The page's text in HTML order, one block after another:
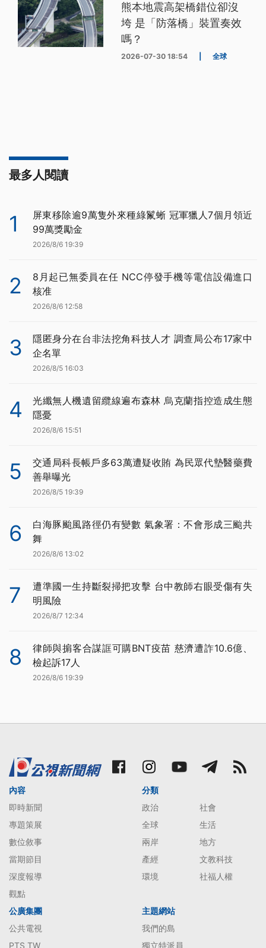
熊本地震高架橋錯位卻沒
垮 是「防落橋」裝置奏效
嗎？
2026-07-30 18:54 全球
最多人閱讀
1
屏東移除逾9萬隻外來種綠鬣蜥 冠軍獵人7個月領近
99萬獎勵金
2026/8/6 19:39
2
8月起已無委員在任 NCC停發手機等電信設備進口
核准
2026/8/6 12:58
3
隱匿身分在台非法挖角科技人才 調查局公布17家中
企名單
2026/8/5 16:03
4
光纖無人機遺留纜線遍布森林 烏克蘭指控造成生態
隱憂
2026/8/6 15:51
5
交通局科長帳戶多63萬遭疑收賄 為民眾代墊醫藥費
善舉曝光
2026/8/5 19:39
6
白海豚颱風路徑仍有變數 氣象署：不會形成三颱共
舞
2026/8/6 13:02
7
遭準國一生持斷裂掃把攻擊 台中教師右眼受傷有失
明風險
2026/8/7 12:34
8
律師與掮客合謀誆可購BNT疫苗 慈濟遭詐10.6億、
檢起訴17人
2026/8/6 19:39
內容
即時新聞
專題策展
數位敘事
當期節目
深度報導
觀點
分類
政治
社會
全球
生活
兩岸
地方
產經
文教科技
環境
社福人權
公廣集團
公共電視
PTS TW
主題網站
我們的島
獨立特派員